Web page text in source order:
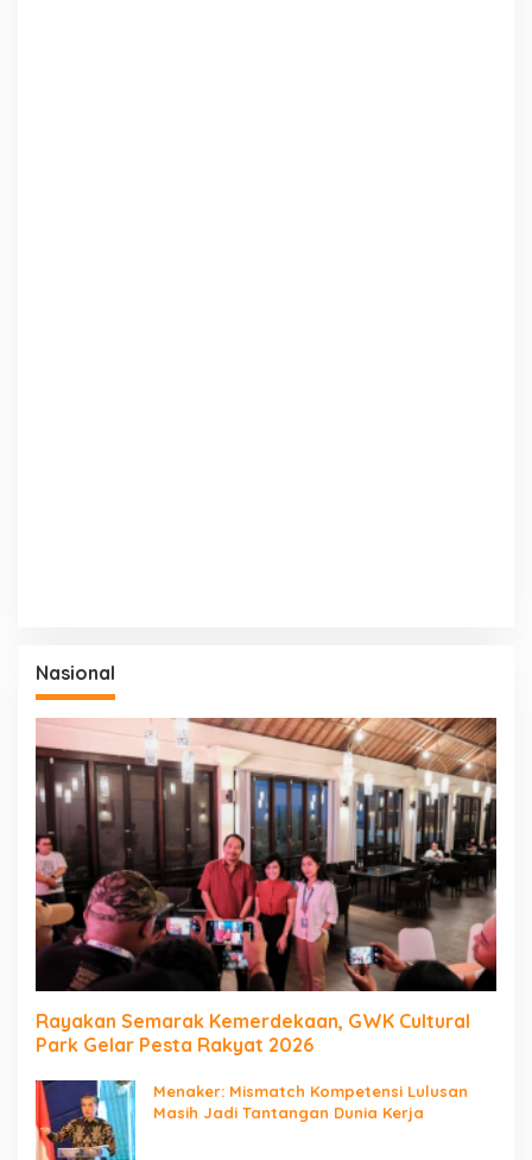
Nasional
Rayakan Semarak Kemerdekaan, GWK Cultural
Park Gelar Pesta Rakyat 2026
Menaker: Mismatch Kompetensi Lulusan
Masih Jadi Tantangan Dunia Kerja